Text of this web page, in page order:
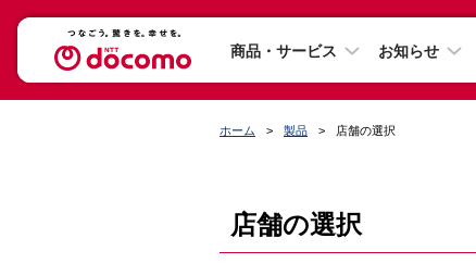
商品・サービス お知らせ
ホーム 製品 店舗の選択
店舗の選択